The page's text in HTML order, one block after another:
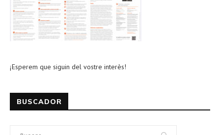
¡Esperem que siguin del vostre interès!
BUSCADOR